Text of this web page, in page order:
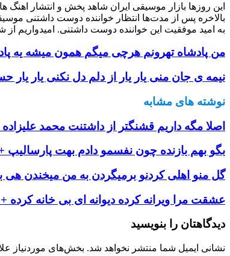
این روزها بازار موسیقی ایران شاهد پخش و انتشار
بالاخره پس از مدت‌ها انتظار خواننده دوست داشتنی
به امید موفقیت این خواننده دوست داشتنی. امیدواریم از
من پادشاه تهرونم هرچی میگم همون میشه یه
نیمه ی جان منی یار یار از دلم دل نکنی یار یار
نوشته های مشابه
اصلا مگه داریم قشنگتر از داشتنت محمد علیزاده
بگو بهم بازنده چون نفسمو دادم بهت پارسالیپ +
گل منو اهلی کردنو برمیگردن به من میخندن هی
عشقت مرا ویرانه کرده دیوانه ای بی خانه کرده +
دیدگاهتان را بنویسید
نشانی ایمیل شما منتشر نخواهد شد. بخش‌های موردنیاز